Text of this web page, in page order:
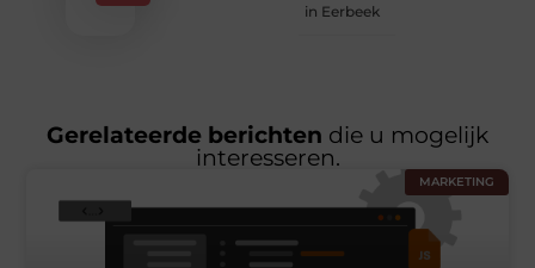
in Eerbeek
Gerelateerde berichten die u mogelijk
interesseren.
MARKETING